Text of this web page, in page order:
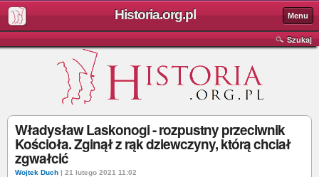
Historia.org.pl Menu
Szukaj
Władysław Laskonogi - rozpustny przeciwnik
Kościoła. Zginął z rąk dziewczyny, którą chciał
zgwałcić
Wojtek Duch | 21 lutego 2021 11:02